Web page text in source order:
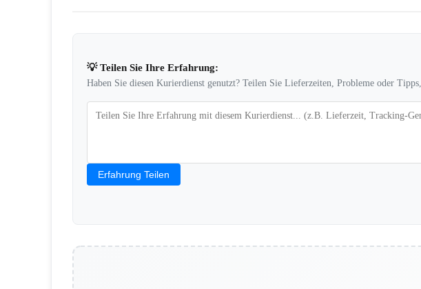
💡 Teilen Sie Ihre Erfahrung:
Haben Sie diesen Kurierdienst genutzt? Teilen Sie Lieferzeiten, Probleme oder
Erfahrung Teilen